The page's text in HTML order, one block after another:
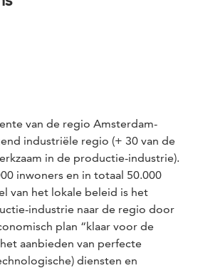
van de regio Amsterdam-
industriële regio (+ 30 van de
in de productie-industrie).
inwoners en in totaal 50.000
van het lokale beleid is het
industrie naar de regio door
plan “klaar voor de
aanbieden van perfecte
diensten en